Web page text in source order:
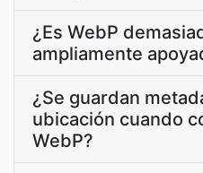
¿Es WebP
ampliamente
¿Se guardan
ubicación cuando
WebP?